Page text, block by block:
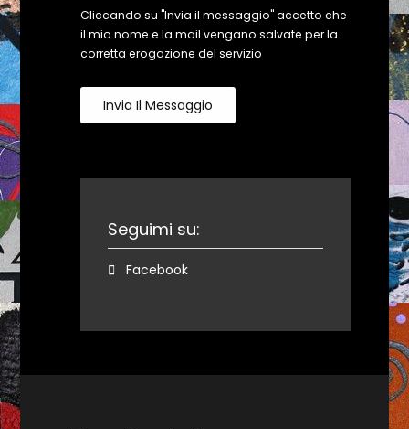
Cliccando su "Invia il messaggio" accetto che
il mio nome e la mail vengano salvate per la
corretta erogazione del servizio
Invia Il Messaggio
Seguimi su:
Facebook